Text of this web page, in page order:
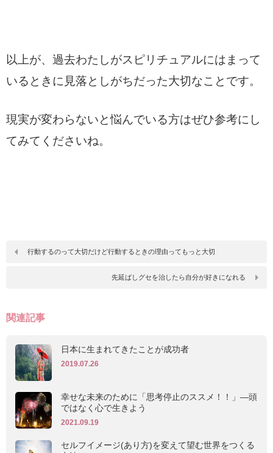
以上が、過去わたしがスピリチュアルにはまって
いるときに見落としがちだった大切なことです。
現実が変わらないと悩んでいる方はぜひ参考にし
てみてくださいね。
行動するのって大切だけど行動するときの理由ってもっと大切
先延ばしグセを治したら自分が好きになれる
関連記事
日本に生まれてきたことが成功者
2019.07.26
幸せな未来のために「思考停止のススメ！！」―頭
ではなく心で生きよう
2021.09.19
セルフイメージ(あり方)を変えて望む世界をつくる